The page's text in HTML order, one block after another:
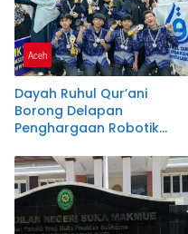
Aceh
Dayah Ruhul Qur’ani
Borong Delapan
Penghargaan Robotik